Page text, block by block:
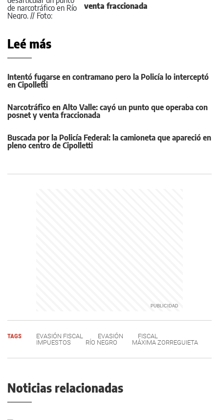
venta fraccionada
Leé más
Intentó fugarse en contramano pero la Policía lo interceptó
en Cipolletti
Narcotráfico en Alto Valle: cayó un punto que operaba con
posnet y venta fraccionada
Buscada por la Policía Federal: la camioneta que apareció en
pleno centro de Cipolletti
TAGS EVASIÓN FISCAL EVASIÓN
FISCAL
IMPUESTOS
RÍO NEGRO MÁXIMA ZORREGUIETA
Noticias relacionadas